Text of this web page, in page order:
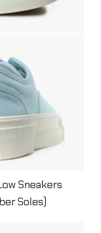
Sneakers
Soles)